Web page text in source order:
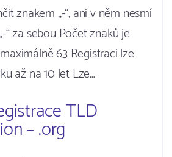
znakem „-“, ani v něm nesmí
“ za sebou Počet znaků je
63 Registraci lze
až na 10 let Lze…
TLD
– .org